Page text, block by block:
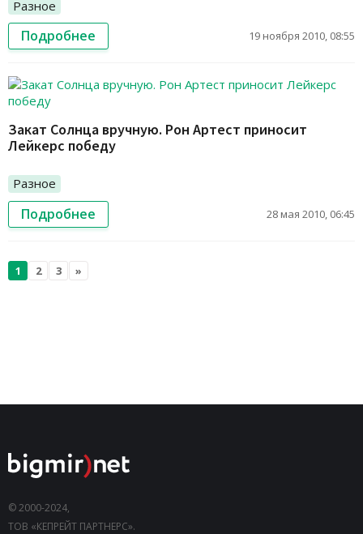
Разное
Подробнее 19 ноября 2010, 08:55
Закат Солнца вручную. Рон Артест приносит
Лейкерс победу
Разное
Подробнее 28 мая 2010, 06:45
1 2 3 »
© 2000-2024,
ТОВ «КЕПРЕЙТ ПАРТНЕРС».